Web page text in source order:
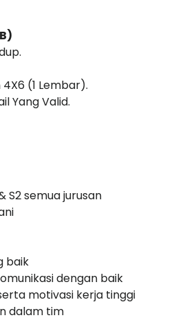
(1 Lembar).
Yang Valid.
S2 semua jurusan
baik
dengan baik
motivasi kerja tinggi
dalam tim